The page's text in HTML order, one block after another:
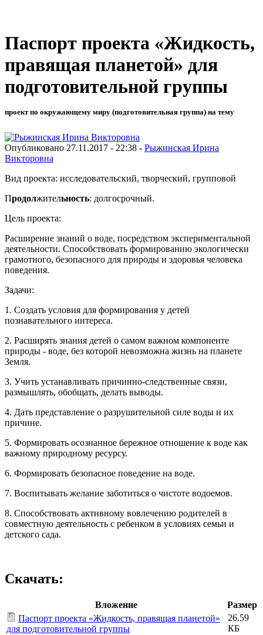
Паспорт проекта «Жидкость,
правящая планетой» для
подготовительной группы
проект по окружающему миру (подготовительная группа) на тему
Опубликовано 27.11.2017 - 22:38 - Рыжинская Ирина
Викторовна
Вид проекта: исследовательский, творческий, групповой
Продолжительность: долгосрочный.
Цель проекта:
Расширение знаний о воде, посредством экспериментальной
деятельности. Способствовать формированию экологически
грамотного, безопасного для природы и здоровья человека
поведения.
Задачи:
1. Создать условия для формирования у детей
познавательного интереса.
2. Расширять знания детей о самом важном компоненте
природы - воде, без которой невозможна жизнь на планете
Земля.
3. Учить устанавливать причинно-следственные связи,
размышлять, обобщать, делать выводы.
4. Дать представление о разрушительной силе воды и их
причине.
5. Формировать осознанное бережное отношение к воде как
важному природному ресурсу.
6. Формировать безопасное поведение на воде.
7. Воспитывать желание заботиться о чистоте водоемов.
8. Способствовать активному вовлечению родителей в
совместную деятельность с ребенком в условиях семьи и
детского сада.
Скачать:
Вложение
Размер
Паспорт проекта «Жидкость, правящая планетой»
для подготовительной группы
26.59
КБ